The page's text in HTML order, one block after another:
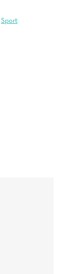
Sport